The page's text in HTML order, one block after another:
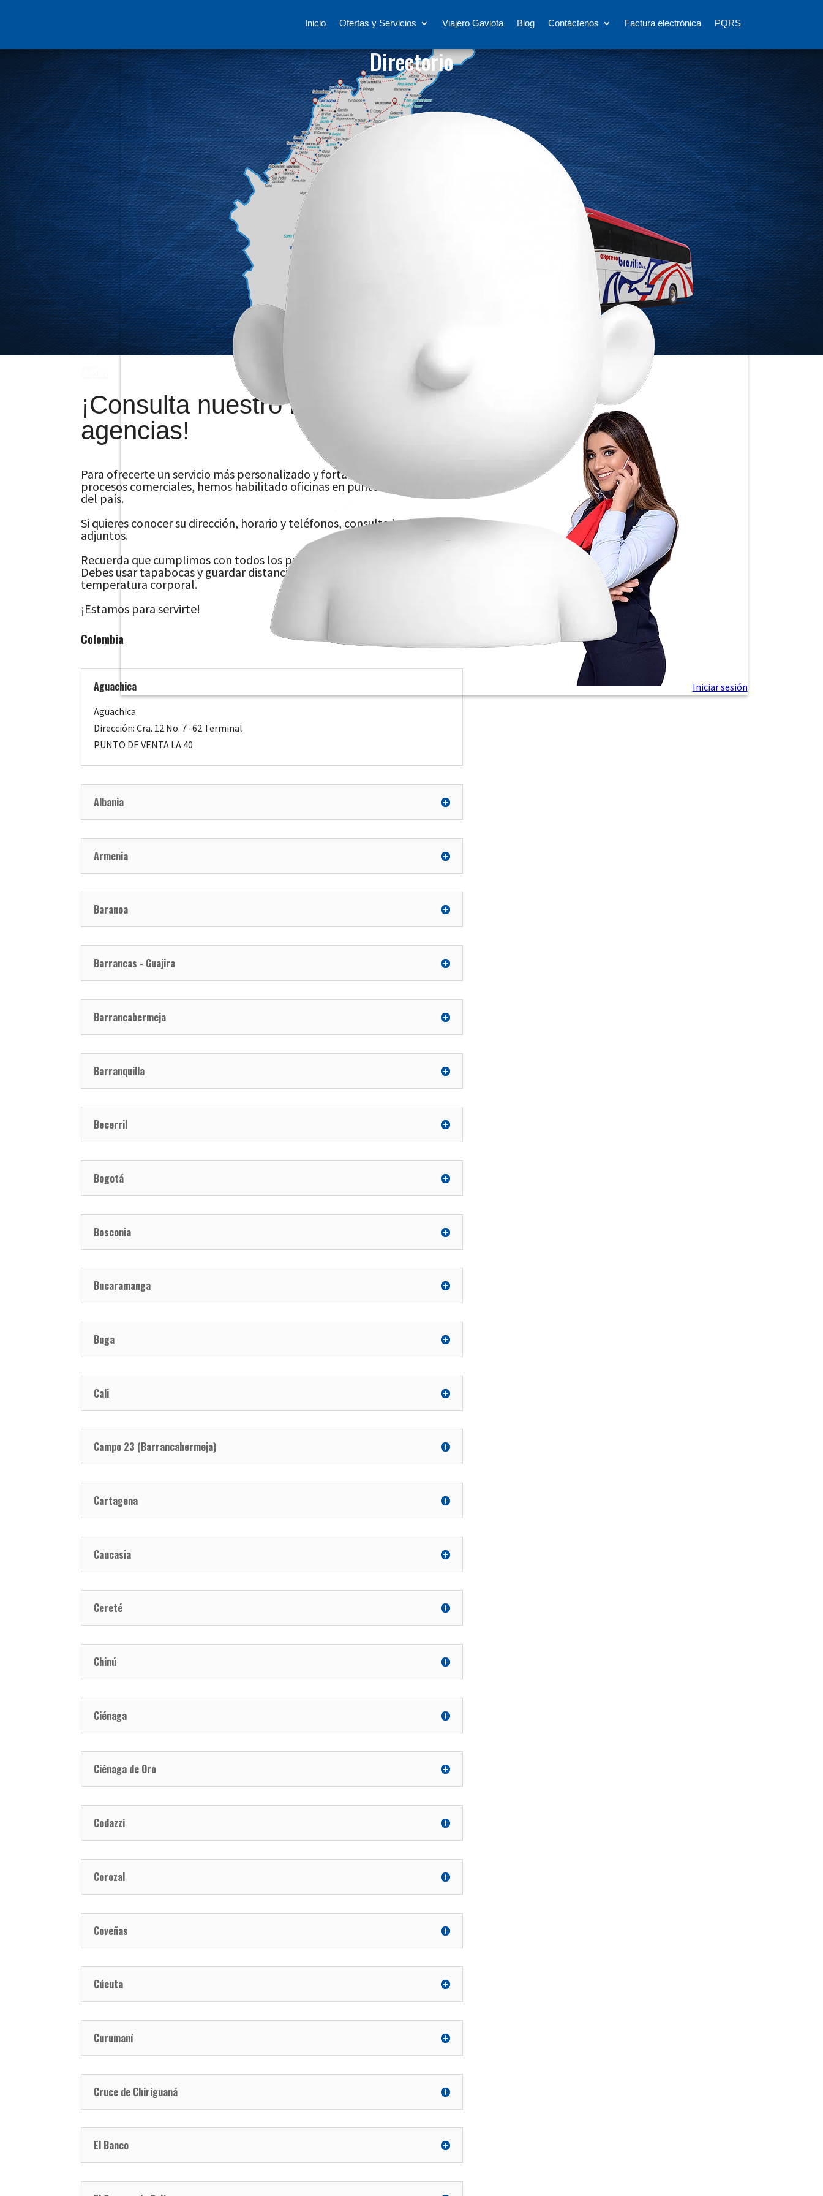
Inicio Ofertas y Servicios Viajero Gaviota Blog Contáctenos Factura electrónica PQRS
Directorio
¡Consulta nuestro listado de
agencias!
Para ofrecerte un servicio más personalizado y fortalecer nuestros
procesos comerciales, hemos habilitado oficinas en puntos estratégicos
del país.
Si quieres conocer su dirección, horario y teléfonos, consulta los listados
adjuntos.
Recuerda que cumplimos con todos los protocolos de bioseguridad.
Debes usar tapabocas y guardar distancia. A la entrada se te medirá la
temperatura corporal.
¡Estamos para servirte!
Colombia
Aguachica
Aguachica
Dirección: Cra. 12 No. 7 -62 Terminal
PUNTO DE VENTA LA 40
Albania
Armenia
Baranoa
Barrancas - Guajira
Barrancabermeja
Barranquilla
Becerril
Bogotá
Bosconia
Bucaramanga
Buga
Cali
Campo 23 (Barrancabermeja)
Cartagena
Caucasia
Cereté
Chinú
Ciénaga
Ciénaga de Oro
Codazzi
Corozal
Coveñas
Cúcuta
Curumaní
Cruce de Chiriguaná
El Banco